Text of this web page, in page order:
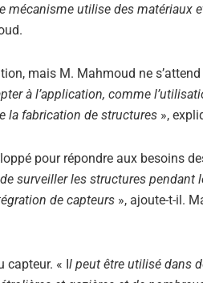
mécanisme utilise des matériaux
mais M. Mahmoud ne
à l’application, comme
la fabrication de structures »,
pour répondre aux besoins
surveiller les structures pendant
de capteurs », ajoute-t-il.
capteur. « Il peut être utilisé dans